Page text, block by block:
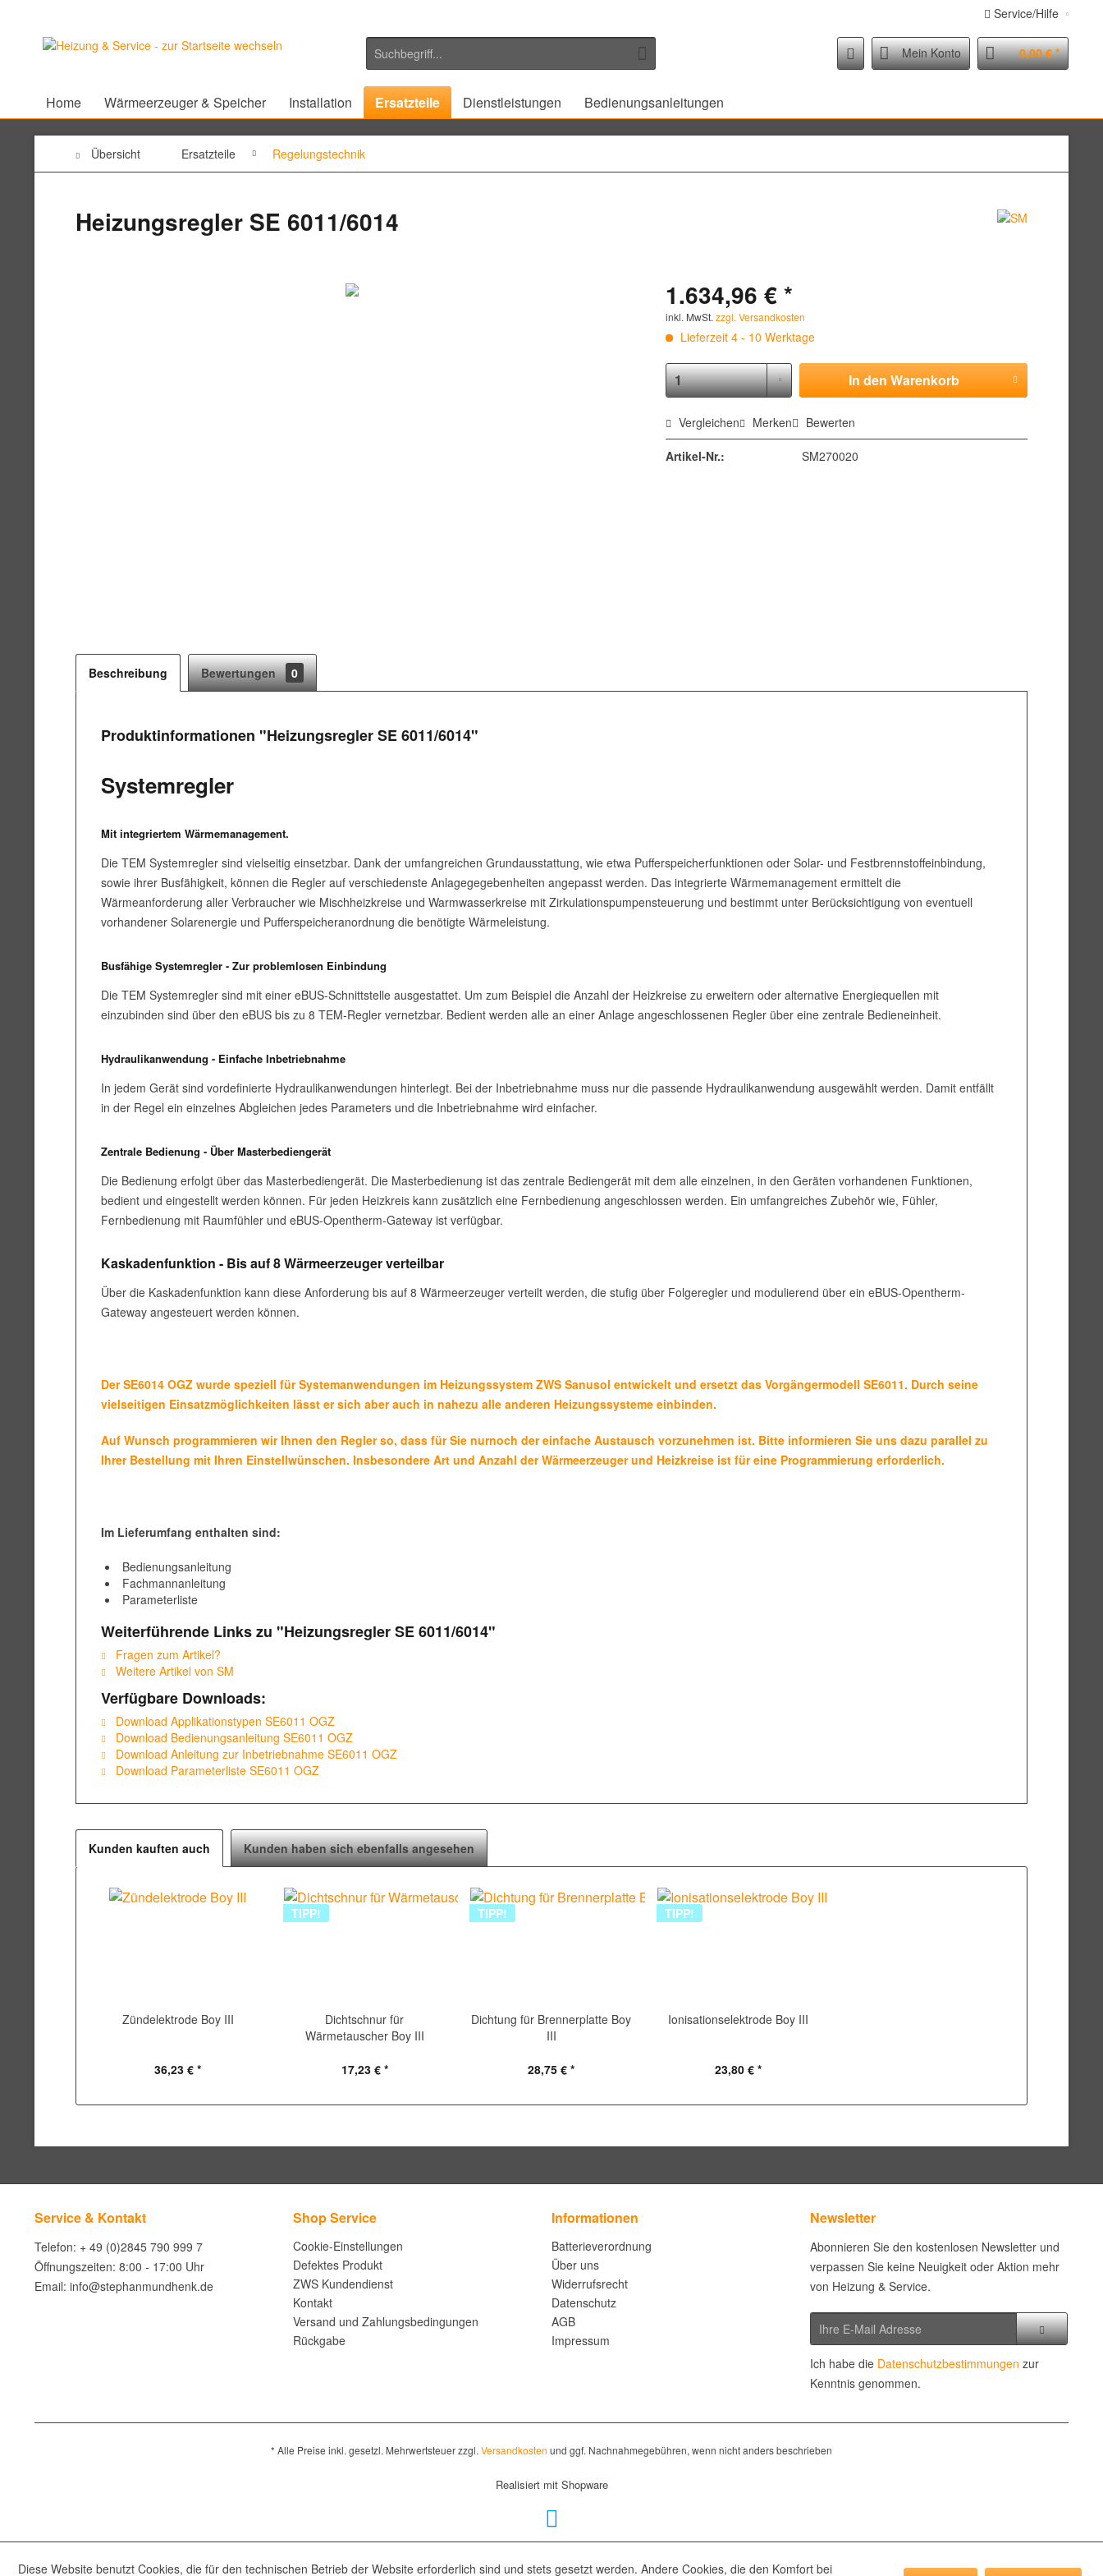
Service/Hilfe
Mein Konto 0,00 € *
Home Wärmeerzeuger & Speicher Installation Ersatzteile Dienstleistungen Bedienungsanleitungen
Übersicht Ersatzteile Regelungstechnik
Heizungsregler SE 6011/6014
1.634,96 € *
inkl. MwSt.zzgl. Versandkosten
Lieferzeit 4 - 10 Werktage
In denWarenkorb
Vergleichen Merken Bewerten
Artikel-Nr.: SM270020
Beschreibung Bewertungen 0
Produktinformationen "Heizungsregler SE 6011/6014"
Systemregler
Mit integriertem Wärmemanagement.
Die TEM Systemregler sind vielseitig einsetzbar. Dank der umfangreichen Grundausstattung, wie etwa Pufferspeicherfunktionen oder Solar- und Festbrennstoffeinbindung,
sowie ihrer Busfähigkeit, können die Regler auf verschiedenste Anlagegegebenheiten angepasst werden. Das integrierte Wärmemanagement ermittelt die
Wärmeanforderung aller Verbraucher wie Mischheizkreise und Warmwasserkreise mit Zirkulationspumpensteuerung und bestimmt unter Berücksichtigung von eventuell
vorhandener Solarenergie und Pufferspeicheranordnung die benötigte Wärmeleistung.
Busfähige Systemregler - Zur problemlosen Einbindung
Die TEM Systemregler sind mit einer eBUS-Schnittstelle ausgestattet. Um zum Beispiel die Anzahl der Heizkreise zu erweitern oder alternative Energiequellen mit
einzubinden sind über den eBUS bis zu 8 TEM-Regler vernetzbar. Bedient werden alle an einer Anlage angeschlossenen Regler über eine zentrale Bedieneinheit.
Hydraulikanwendung - Einfache Inbetriebnahme
In jedem Gerät sind vordefinierte Hydraulikanwendungen hinterlegt. Bei der Inbetriebnahme muss nur die passende Hydraulikanwendung ausgewählt werden. Damit entfällt
in der Regel ein einzelnes Abgleichen jedes Parameters und die Inbetriebnahme wird einfacher.
Zentrale Bedienung - Über Masterbediengerät
Die Bedienung erfolgt über das Masterbediengerät. Die Masterbedienung ist das zentrale Bediengerät mit dem alle einzelnen, in den Geräten vorhandenen Funktionen,
bedient und eingestellt werden können. Für jeden Heizkreis kann zusätzlich eine Fernbedienung angeschlossen werden. Ein umfangreiches Zubehör wie, Fühler,
Fernbedienung mit Raumfühler und eBUS-Opentherm-Gateway ist verfügbar.
Kaskadenfunktion - Bis auf 8 Wärmeerzeuger verteilbar
Über die Kaskadenfunktion kann diese Anforderung bis auf 8 Wärmeerzeuger verteilt werden, die stufig über Folgeregler und modulierend über ein eBUS-Opentherm-
Gateway angesteuert werden können.
Der SE6014 OGZ wurde speziell für Systemanwendungen im Heizungssystem ZWS Sanusol entwickelt und ersetzt das Vorgängermodell SE6011. Durch seine
vielseitigen Einsatzmöglichkeiten lässt er sich aber auch in nahezu alle anderen Heizungssysteme einbinden.
Auf Wunsch programmieren wir Ihnen den Regler so, dass für Sie nurnoch der einfache Austausch vorzunehmen ist. Bitte informieren Sie uns dazu parallel zu
Ihrer Bestellung mit Ihren Einstellwünschen. Insbesondere Art und Anzahl der Wärmeerzeuger und Heizkreise ist für eine Programmierung erforderlich.
Im Lieferumfang enthalten sind:
Bedienungsanleitung
Fachmannanleitung
Parameterliste
Weiterführende Links zu "Heizungsregler SE 6011/6014"
Fragen zum Artikel?
Weitere Artikel von SM
Verfügbare Downloads:
Download Applikationstypen SE6011 OGZ
Download Bedienungsanleitung SE6011 OGZ
Download Anleitung zur Inbetriebnahme SE6011 OGZ
Download Parameterliste SE6011 OGZ
Kunden kauften auch Kunden haben sich ebenfalls angesehen
Zündelektrode Boy III
36,23 € *
TIPP!
Dichtschnur für
Wärmetauscher Boy III
17,23 € *
TIPP!
Dichtung für Brennerplatte Boy
III
28,75 € *
TIPP!
Ionisationselektrode Boy III
23,80 € *
Service & Kontakt
Telefon: + 49 (0)2845 790 999 7
Öffnungszeiten: 8:00 - 17:00 Uhr
Email: info@stephanmundhenk.de
Shop Service
Cookie-Einstellungen
Defektes Produkt
ZWS Kundendienst
Kontakt
Versand und Zahlungsbedingungen
Rückgabe
Informationen
Batterieverordnung
Über uns
Widerrufsrecht
Datenschutz
AGB
Impressum
Newsletter
Abonnieren Sie den kostenlosen Newsletter und
verpassen Sie keine Neuigkeit oder Aktion mehr
von Heizung & Service.
Ich habe die Datenschutzbestimmungen zur
Kenntnis genommen.
* Alle Preise inkl. gesetzl. Mehrwertsteuer zzgl. Versandkosten und ggf. Nachnahmegebühren, wenn nicht anders beschrieben
Realisiert mit Shopware
Diese Website benutzt Cookies, die für den technischen Betrieb der Website erforderlich sind und stets gesetzt werden. Andere Cookies, die den Komfort bei